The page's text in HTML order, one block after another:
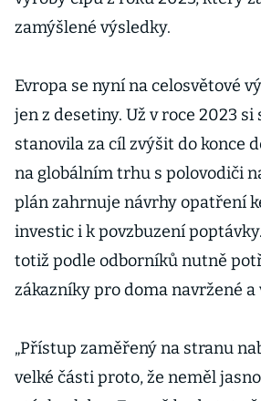
zamýšlené výsledky.
Evropa se nyní na celosvětové
jen z desetiny. Už v roce 2023
stanovila za cíl zvýšit do konce
na globálním trhu s polovodiči
plán zahrnuje návrhy opatření
investic i k povzbuzení
totiž podle odborníků nutně
zákazníky pro doma navržené a
„Přístup zaměřený na stranu
velké části proto, že neměl